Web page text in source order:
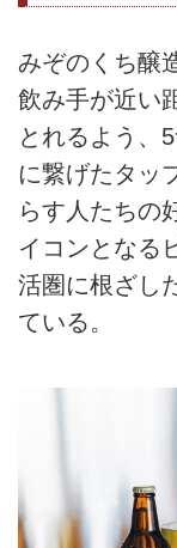
みぞのくち醸
飲み手が近い
とれるよう、
に繋げたタッ
らす人たちの
イコンとなる
活圏に根ざし
ている。